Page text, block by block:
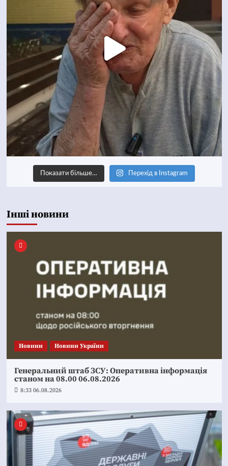
Показати більше… Перехід в Instagram
Інші новини
Новини Новини України
Генеральний штаб ЗСУ: Оперативна інформація
станом на 08.00 06.08.2026
8:33 06.08.2026